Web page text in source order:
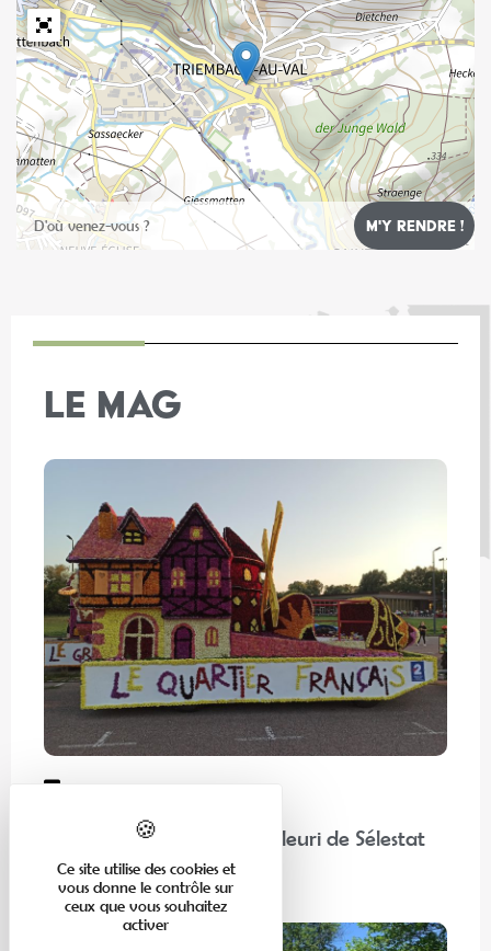
Leaflet
LE MAG
“Chez nos voisins” : Corso Fleuri de Sélestat
Lire la suite
Ce site utilise des cookies et
vous donne le contrôle sur
ceux que vous souhaitez
activer